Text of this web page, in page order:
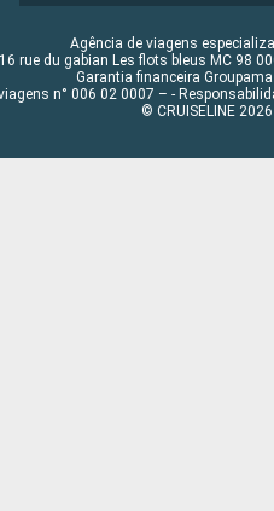
Agência de viagens
16 rue du gabian Les flots bleus MC 98
Garantia financeira
n° 006 02 0007 – -
© CRUISELINE